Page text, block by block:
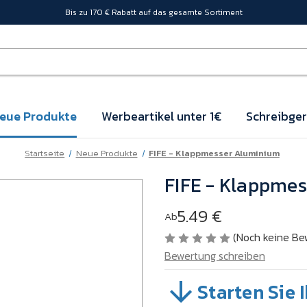
Bis zu 170 € Rabatt auf das gesamte Sortiment
Produkte Werbeartikel unter 1€
Startseite Neue Produkte FIFE - Klappmesser Aluminium
FIFE -
Ab5.49 €
(Noch keine
Bewertung schreiben
SKU:
A36-
Starten Sie